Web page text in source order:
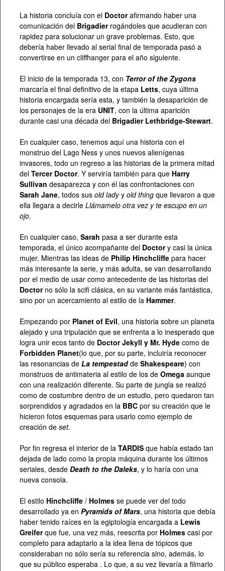
La historia concluía con el Doctorafirmando haber una
comunicación del Brigadierrogándoles que acudieran con
rapidez para solucionar un grave problemas. Esto, que
debería haber llevado al serial final de temporada pasó a
convertirse en un cliffhanger para el año siguiente.
El inicio de la temporada 13, con Terror of the Zygons
marcaría el final definitivo de la etapa Letts, cuya última
historia encargada sería esta, y también la desaparición de
los personajes de la era UNIT, con la última aparición
durante casi una década del Brigadier Lethbridge-Stewart.
En cualquier caso, tenemos aquí una historia con el
monstruo del Lago Ness y unos nuevos alienígenas
invasores, todo un regreso a las historias de la primera mitad
del Tercer Doctor. Y serviría también para que Harry
Sullivan desaparezca y con él las confrontaciones con
Sarah Jane, todos sus old ladyy old thing que llevaron a que
ella llegara a decirle Llámamelo otra vez y te escupo en un
ojo.
En cualquier caso, Sarah pasa a ser durante esta
temporada, el único acompañante del Doctory casi la única
mujer. Mientras las ideas de Philip Hinchcliffe para hacer
más interesante la serie, y más adulta, se van desarrollando
por el medio de usar como antecedente de las historias del
Doctorno sólo la scifi clásica, en su variante más fantástica,
sino por un acercamiento al estilo de la Hammer.
Empezando por Planet of Evil, una historia sobre un planeta
alejado y una tripulación que se enfrenta a lo inesperado que
logra unir ecos tanto de Doctor Jekyll y Mr. Hyde como de
Forbidden Planet(lo que, por su parte, incluiría reconocer
las resonancias de La tempestadde Shakespeare) con
monstruos de antimateria al estilo de los de Omega aunque
con una realización diferente. Su parte de jungla se realizó
como de costumbre dentro de un estudio, pero quedaron tan
sorprendidos y agradados en la BBC por su creación que le
hicieron fotos esquemas para usarlo como ejemplo de
creación de set.
Por fin regresa el interior de la TARDIS que había estado tan
dejada de lado como la propia máquina durante los últimos
seriales, desde Death to the Daleks, y lo haría con una
nueva consola.
El estilo Hinchcliffe / Holmes se puede ver del todo
desarrollado ya en Pyramids of Mars, una historia que debía
haber tenido raíces en la egiptología encargada a Lewis
Greiferque fue, una vez más, reescrita por Holmes casi por
completo para adaptarlo a la idea llena de tópicos que
consideraban no sólo sería su referencia sino, además, lo
que su público esperaba . Lo que, a su vez llevaría a filmarlo